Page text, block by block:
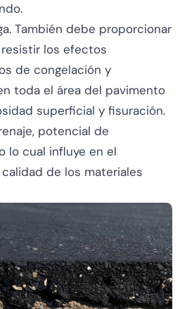
También debe proporcionar
los efectos
de congelación y
toda el área del pavimento
superficial y fisuración.
potencial de
lo cual influye en el
de los materiales